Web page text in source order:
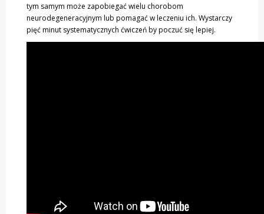
tym samym może zapobiegać wielu chorobom
neurodegeneracyjnym lub pomagać w leczeniu ich. Wystarczy
pięć minut systematycznych ćwiczeń by poczuć się lepiej.